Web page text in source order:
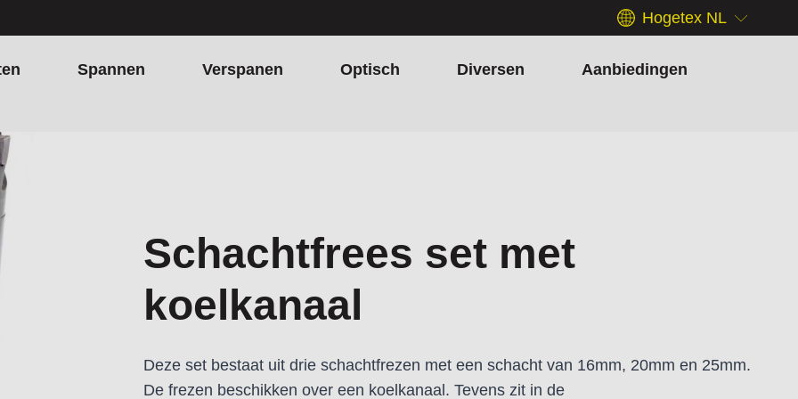
Hogetex NL
Spannen Verspanen Optisch Diversen Aanbiedingen
Schachtfrees set met
koelkanaal
Deze set bestaat uit drie schachtfrezen met een schacht van 16mm, 20mm en 25mm.
De frezen beschikken over een koelkanaal. Tevens zit in de